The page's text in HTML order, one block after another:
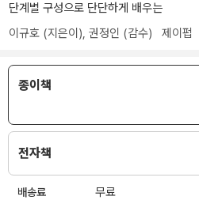
단계별 구성으로 단단하게 배우는
이규호 (지은이), 권정인 (감수) 제이펍
종이책
전자책
배송료 무료